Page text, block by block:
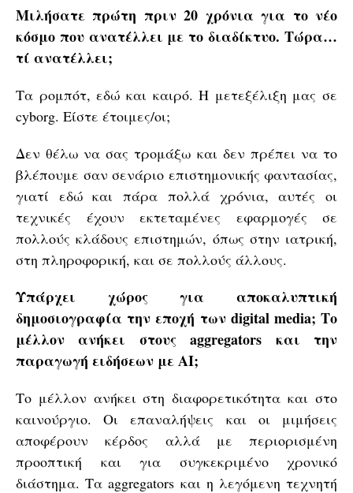
Μιλήσατε πρώτη πριν 20 χρόνια για το νέο
κόσμο που ανατέλλει με το διαδίκτυο. Τώρα…
τί ανατέλλει;
Τα ρομπότ, εδώ και καιρό. Η μετεξέλιξη μας σε
cyborg. Είστε έτοιμες/οι;
Δεν θέλω να σας τρομάξω και δεν πρέπει να το
βλέπουμε σαν σενάριο επιστημονικής φαντασίας,
γιατί εδώ και πάρα πολλά χρόνια, αυτές οι
τεχνικές έχουν εκτεταμένες εφαρμογές σε
πολλούς κλάδους επιστημών, όπως στην ιατρική,
στη πληροφορική, και σε πολλούς άλλους.
Υπάρχει χώρος για αποκαλυπτική
δημοσιογραφία την εποχή των digital media; Το
μέλλον ανήκει στους aggregators και την
παραγωγή ειδήσεων με AI;
Το μέλλον ανήκει στη διαφορετικότητα και στο
καινούργιο. Οι επαναλήψεις και οι μιμήσεις
αποφέρουν κέρδος αλλά με περιορισμένη
προοπτική και για συγκεκριμένο χρονικό
διάστημα. Τα aggregators και η λεγόμενη τεχνητή